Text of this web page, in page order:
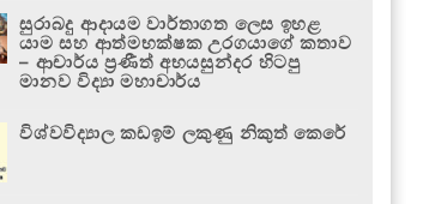
සුරාබදු ආදායම වාර්තාගත ලෙස ඉහළ
යාම සහ ආත්මභක්ෂක උරගයාගේ කතාව
– ආචාර්ය ප්‍රණීත් අභයසුන්දර හිටපු
මානව විද්‍යා මහාචාර්ය
විශ්වවිද්‍යාල කඩඉම් ලකුණු නිකුත් කෙරේ